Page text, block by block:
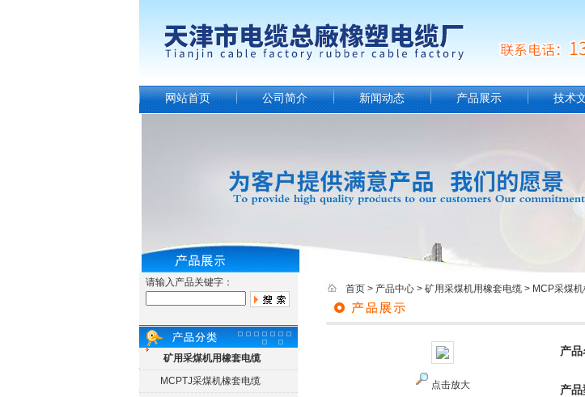
网站首页 公司简介 新闻动态 产品展示 技术
请输入产品关键字：
矿用采煤机用橡套电缆
MCPTJ采煤机橡套电缆
首页 > 产品中心 > 矿用采煤机用橡套电缆 > MCP采煤
点击放大
产品
产品